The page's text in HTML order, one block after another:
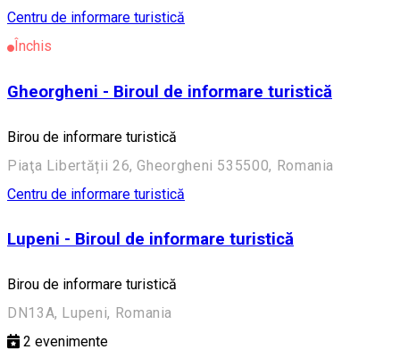
Centru de informare turistică
Închis
Gheorgheni - Biroul de informare turistică
Birou de informare turistică
Piaţa Libertății 26, Gheorgheni 535500, Romania
Centru de informare turistică
Lupeni - Biroul de informare turistică
Birou de informare turistică
DN13A, Lupeni, Romania
2 evenimente